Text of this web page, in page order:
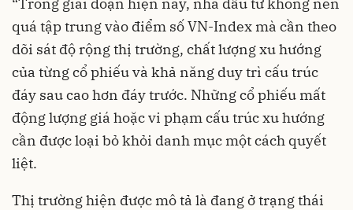
quá tập trung vào điểm số VN-Index mà cần theo
dõi sát độ rộng thị trường, chất lượng xu hướng
của từng cổ phiếu và khả năng duy trì cấu trúc
đáy sau cao hơn đáy trước. Những cổ phiếu mất
động lượng giá hoặc vi phạm cấu trúc xu hướng
cần được loại bỏ khỏi danh mục một cách quyết
liệt.
Thị trường hiện được mô tả là đang ở trạng thái